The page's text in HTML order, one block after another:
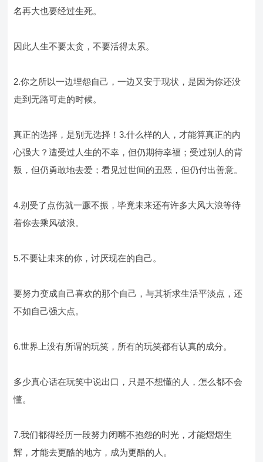
名再大也要经过生死。
因此人生不要太贪，不要活得太累。
2.你之所以一边埋怨自己，一边又安于现状，是因为你还没
走到无路可走的时候。
真正的选择，是别无选择！3.什么样的人，才能算真正的内
心强大？遭受过人生的不幸，但仍期待幸福；受过别人的背
叛，但仍勇敢地去爱；看见过世间的丑恶，但仍付出善意。
4.别受了点伤就一蹶不振，毕竟未来还有许多大风大浪等待
着你去乘风破浪。
5.不要让未来的你，讨厌现在的自己。
要努力变成自己喜欢的那个自己，与其祈求生活平淡点，还
不如自己强大点。
6.世界上没有所谓的玩笑，所有的玩笑都有认真的成分。
多少真心话在玩笑中说出口，只是不想懂的人，怎么都不会
懂。
7.我们都得经历一段努力闭嘴不抱怨的时光，才能熠熠生
辉，才能去更酷的地方，成为更酷的人。